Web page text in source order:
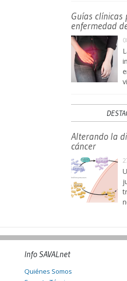
Guías
enfermedad
Alterando la
cáncer
Info SAVALnet
Quiénes Somos